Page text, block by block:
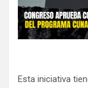
Esta iniciativa